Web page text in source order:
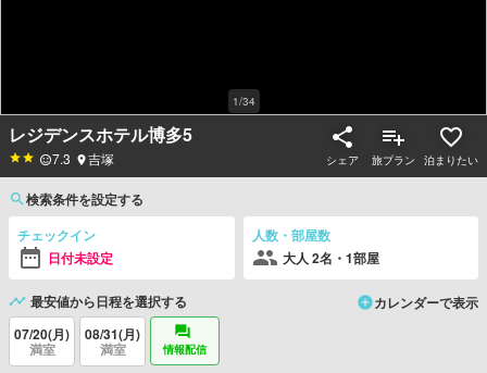
1/34
レジデンスホテル博多5
7.3 吉塚 シェア 旅プラン 泊まりたい
検索条件を設定する
チェックイン
日付未設定
人数・部屋数
大人 2名・1部屋
最安値から日程を選択する
カレンダーで表示
07/20(月)
満室
08/31(月)
満室 情報配信